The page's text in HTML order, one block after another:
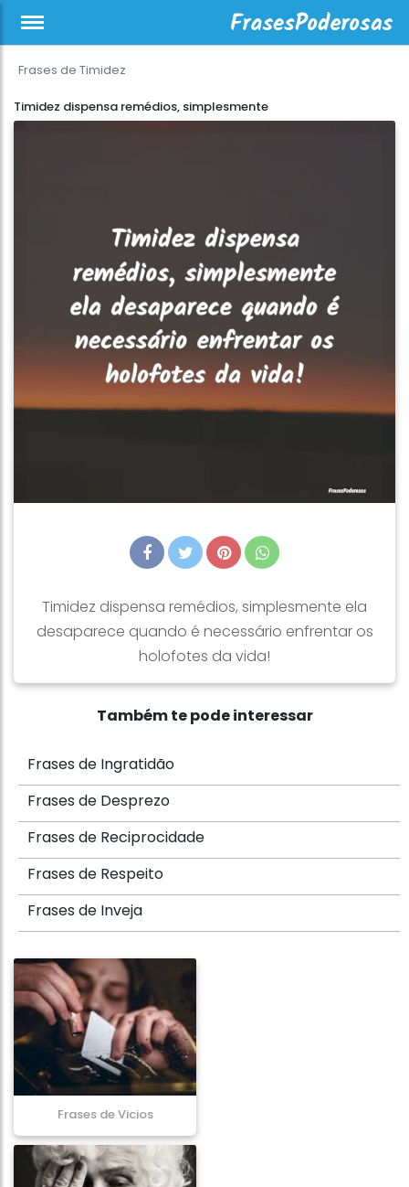
Frases de Timidez
Timidez dispensa remédios, simplesmente
Timidez dispensa remédios, simplesmente ela
desaparece quando é necessário enfrentar os
holofotes da vida!
Também te pode interessar
Frases de Ingratidão
Frases de Desprezo
Frases de Reciprocidade
Frases de Respeito
Frases de Inveja
Frases de Vicios